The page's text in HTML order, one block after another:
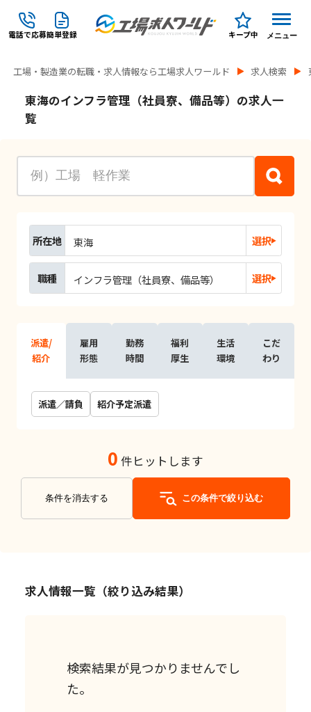
電話で応募簡単登録 キープ中 メニュー
工場・製造業の転職・求人情報なら工場求人ワールド 求人検索
東海のインフラ管理（社員寮、備品等）の求人一
覧
所在地 東海 選択
職種 インフラ管理（社員寮、備品等） 選択
派遣/
紹介
雇用
形態
勤務
時間
福利
厚生
生活
環境
こだ
わり
派遣／請負 紹介予定派遣
0 件ヒットします
条件を消去する この条件で絞り込む
求人情報一覧（絞り込み結果）
検索結果が見つかりませんでし
た。